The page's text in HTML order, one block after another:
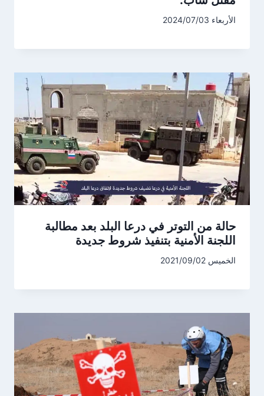
الأربعاء 2024/07/03
حالة من التوتر في درعا البلد بعد مطالبة
اللجنة الأمنية بتنفيذ شروط جديدة
الخميس 2021/09/02